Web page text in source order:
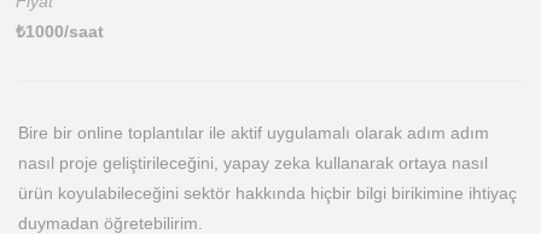
₺1000/saat
Bire bir online toplantılar ile aktif uygulamalı olarak adım adım
nasıl proje geliştirileceğini, yapay zeka kullanarak ortaya nasıl
ürün koyulabileceğini sektör hakkında hiçbir bilgi birikimine ihtiyaç
duymadan öğretebilirim.